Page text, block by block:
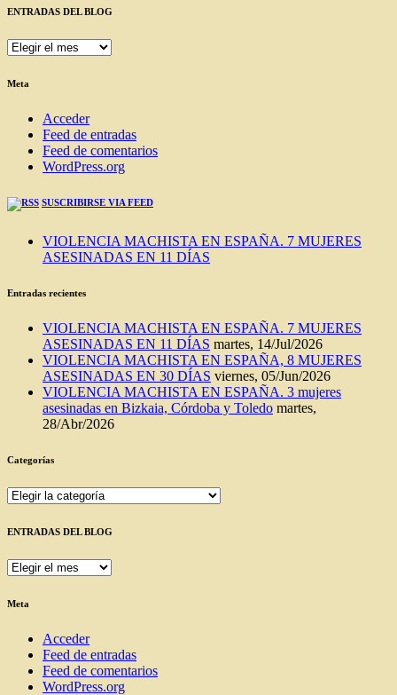
ENTRADAS DEL BLOG
ENTRADAS
BLOG
Meta
Acceder
Feed de entradas
Feed de comentarios
WordPress.org
SUSCRIBIRSE VIA FEED
VIOLENCIA MACHISTA EN ESPAÑA. 7 MUJERES
ASESINADAS EN 11 DÍAS
Entradas recientes
VIOLENCIA MACHISTA EN ESPAÑA. 7 MUJERES
ASESINADAS EN 11 DÍAS martes, 14/Jul/2026
VIOLENCIA MACHISTA EN ESPAÑA, 8 MUJERES
ASESINADAS EN 30 DÍAS viernes, 05/Jun/2026
VIOLENCIA MACHISTA EN ESPAÑA. 3 mujeres
asesinadas en Bizkaia, Córdoba y Toledo martes,
28/Abr/2026
Categorías
Categorías
ENTRADAS DEL BLOG
ENTRADAS
BLOG
Meta
Acceder
Feed de entradas
Feed de comentarios
WordPress.org